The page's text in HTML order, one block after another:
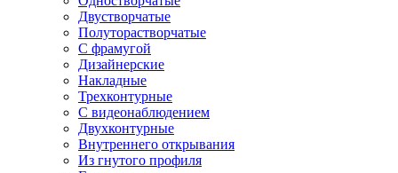
Двустворчатые
Полуторастворчатые
С фрамугой
Дизайнерские
Накладные
Трехконтурные
С видеонаблюдением
Двухконтурные
Внутреннего открывания
Из гнутого профиля